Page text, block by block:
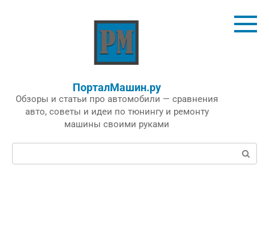
ПорталМашин.ру
Обзоры и статьи про автомобили — сравнения
авто, советы и идеи по тюнингу и ремонту
машины своими руками
Поиск: